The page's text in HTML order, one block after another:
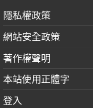
隱私權政策
網站安全政策
著作權聲明
本站使用正體字
登入